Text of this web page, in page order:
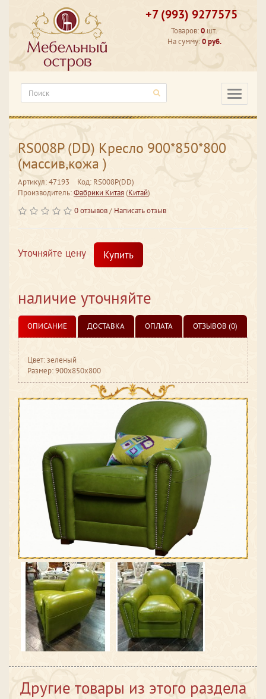
+7 (993) 9277575
Товаров:0 шт.
На сумму:0 руб.
RS008P (DD) Кресло 900*850*800
(массив,кожа )
Артикул: 47193
Код: RS008P(DD)
Производитель:Фабрики Китая(Китай)
0 отзывов/ Написать отзыв
Уточняйте цену Купить
наличие уточняйте
ОПИСАНИЕ ДОСТАВКА ОПЛАТА ОТЗЫВОВ (0)
Цвет: зеленый
Размер: 900x850x800
Другие товары из этого раздела